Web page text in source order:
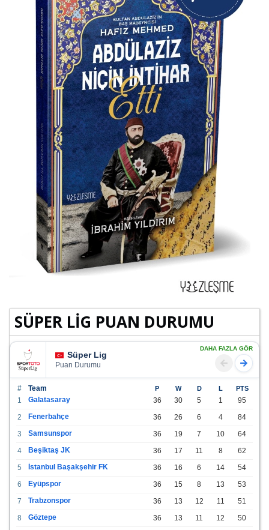
SÜPER LİG PUAN DURUMU
Süper Lig
Puan Durumu
DAHA FAZLA GÖR
# Team P W D L PTS
1 Galatasaray 36 30 5 1
95
2
Fenerbahçe 36 26 6 4
84
3
Samsunspor 36 19 7 10
64
4
Beşiktaş JK 36 17 11 8
62
5
İstanbul Başakşehir FK 36 16 6 14
54
6
Eyüpspor 36 15 8 13
53
7
Trabzonspor 36 13 12 11
51
8
Göztepe 36 13 11 12
50